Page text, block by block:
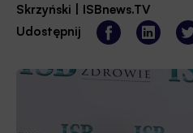
Skrzyński
ISBnews.TV
Udostępnij